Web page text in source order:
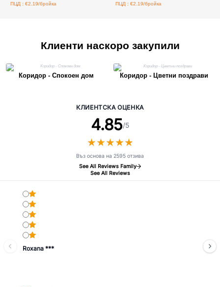
ПЦД : €2.19/бройка ПЦД : €2.19/бройка
Клиенти наскоро закупили
Коридор - Спокоен дом Коридор - Цветни поздрави
КЛИЕНТСКА ОЦЕНКА
4.85/5
★★★★★
★★★★★
Въз основа на 2595 отзива
See All Reviews Family
See All Reviews
Roxana ***